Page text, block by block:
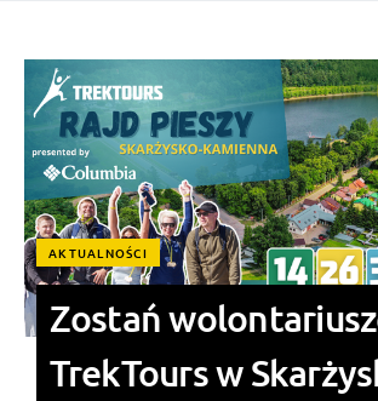
AKTUALNOŚCI
Zostań
TrekTours w